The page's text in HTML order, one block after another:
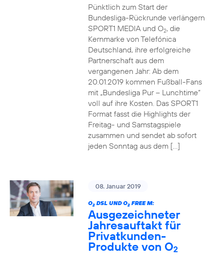
Pünktlich zum Start der
Bundesliga-Rückrunde verlängern
SPORT1 MEDIA und O2, die
Kernmarke von Telefónica
Deutschland, ihre erfolgreiche
Partnerschaft aus dem
vergangenen Jahr: Ab dem
20.01.2019 kommen Fußball-Fans
mit „Bundesliga Pur – Lunchtime“
voll auf ihre Kosten. Das SPORT1
Format fasst die Highlights der
Freitag- und Samstagspiele
zusammen und sendet ab sofort
jeden Sonntag aus dem […]
08. Januar 2019
O2DSL UND O2FREE M:
Ausgezeichneter
Jahresauftakt für
Privatkunden-
Produkte von O2